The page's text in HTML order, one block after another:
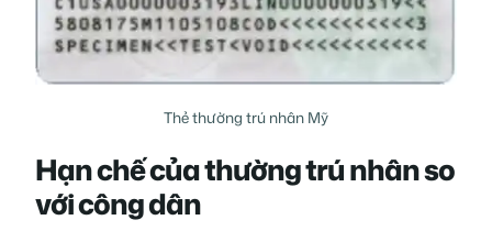
Thẻ thường trú nhân Mỹ
Hạn chế của thường trú nhân so
với công dân